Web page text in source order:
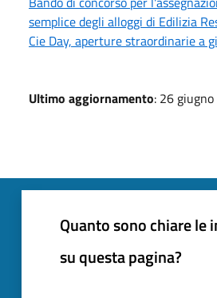
semplice degli alloggi di Edilizia
Cie Day, aperture straordinarie a
Ultimo aggiornamento: 26
Quanto sono chiare le
su questa pagina?